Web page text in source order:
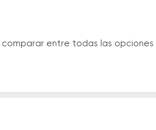
comparar entre todas las opciones